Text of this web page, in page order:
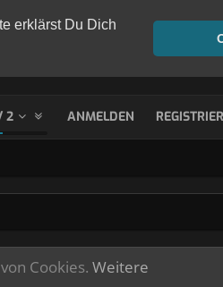
erklärst Du Dich
2 ANMELDEN
Cookies. Weitere